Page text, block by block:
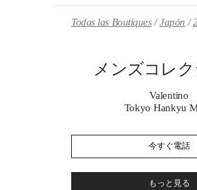
Todas las Boutiques Japón
メンズコレ
Valentino
Tokyo Hankyu
今すぐ電話
もっと見る